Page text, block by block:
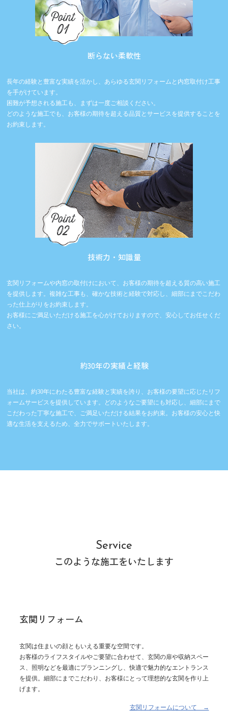
断らない柔軟性
長年の経験と豊富な実績を活かし、あらゆる玄関リフォームと内窓取付け工事
を手がけています。
困難が予想される施工も、まずは一度ご相談ください。
どのような施工でも、お客様の期待を超える品質とサービスを提供することを
お約束します。
技術力・知識量
玄関リフォームや内窓の取付けにおいて、お客様の期待を超える質の高い施工
を提供します。複雑な工事も、確かな技術と経験で対応し、細部にまでこだわ
った仕上がりをお約束します。
お客様にご満足いただける施工を心がけておりますので、安心してお任せくだ
さい。
約30年の実績と経験
当社は、約30年にわたる豊富な経験と実績を誇り、お客様の要望に応じたリフ
ォームサービスを提供しています。どのようなご要望にも対応し、細部にまで
こだわった丁寧な施工で、ご満足いただける結果をお約束。お客様の安心と快
適な生活を支えるため、全力でサポートいたします。
Service
このような施工をいたします
玄関リフォーム
玄関は住まいの顔ともいえる重要な空間です。
お客様のライフスタイルやご要望に合わせて、玄関の扉や収納スペー
ス、照明などを最適にプランニングし、快適で魅力的なエントランス
を提供。細部にまでこだわり、お客様にとって理想的な玄関を作り上
げます。
玄関リフォームについて →